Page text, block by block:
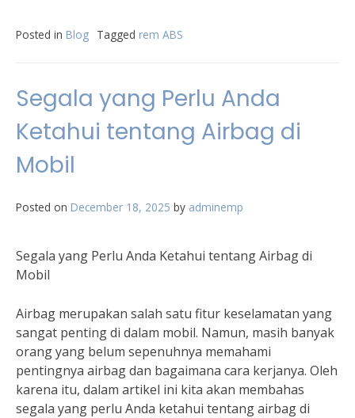
Posted in Blog Tagged rem ABS
Segala yang Perlu Anda
Ketahui tentang Airbag di
Mobil
Posted on December 18, 2025 by adminemp
Segala yang Perlu Anda Ketahui tentang Airbag di
Mobil
Airbag merupakan salah satu fitur keselamatan yang
sangat penting di dalam mobil. Namun, masih banyak
orang yang belum sepenuhnya memahami
pentingnya airbag dan bagaimana cara kerjanya. Oleh
karena itu, dalam artikel ini kita akan membahas
segala yang perlu Anda ketahui tentang airbag di